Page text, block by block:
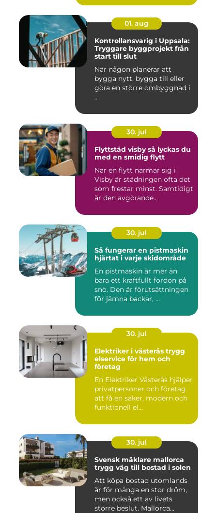
01. aug
Kontrollansvarig i Uppsala:
Tryggare byggprojekt från
start till slut
När någon planerar att
bygga nytt, bygga till eller
göra en större ombyggnad i
...
30. jul
Flyttstäd visby så lyckas du
med en smidig flytt
När en flytt närmar sig i
Visby är städningen ofta det
som frestar minst. Samtidigt
är den avgörande...
30. jul
Så fungerar en pistmaskin
hjärtat i varje skidområde
En pistmaskin är mer än
bara ett kraftfullt fordon på
snö. Den är förutsättningen
för jämna backar, ...
30. jul
Elektriker i västerås trygg
elservice för hem och
företag
En Elektriker Västerås hjälper
privatpersoner och företag
att få en säker, modern och
funktionell el...
30. jul
Svensk mäklare mallorca
trygg väg till bostad i solen
Att köpa bostad utomlands
är för många en stor dröm,
men också ett av livets
större beslut. Mallorca...